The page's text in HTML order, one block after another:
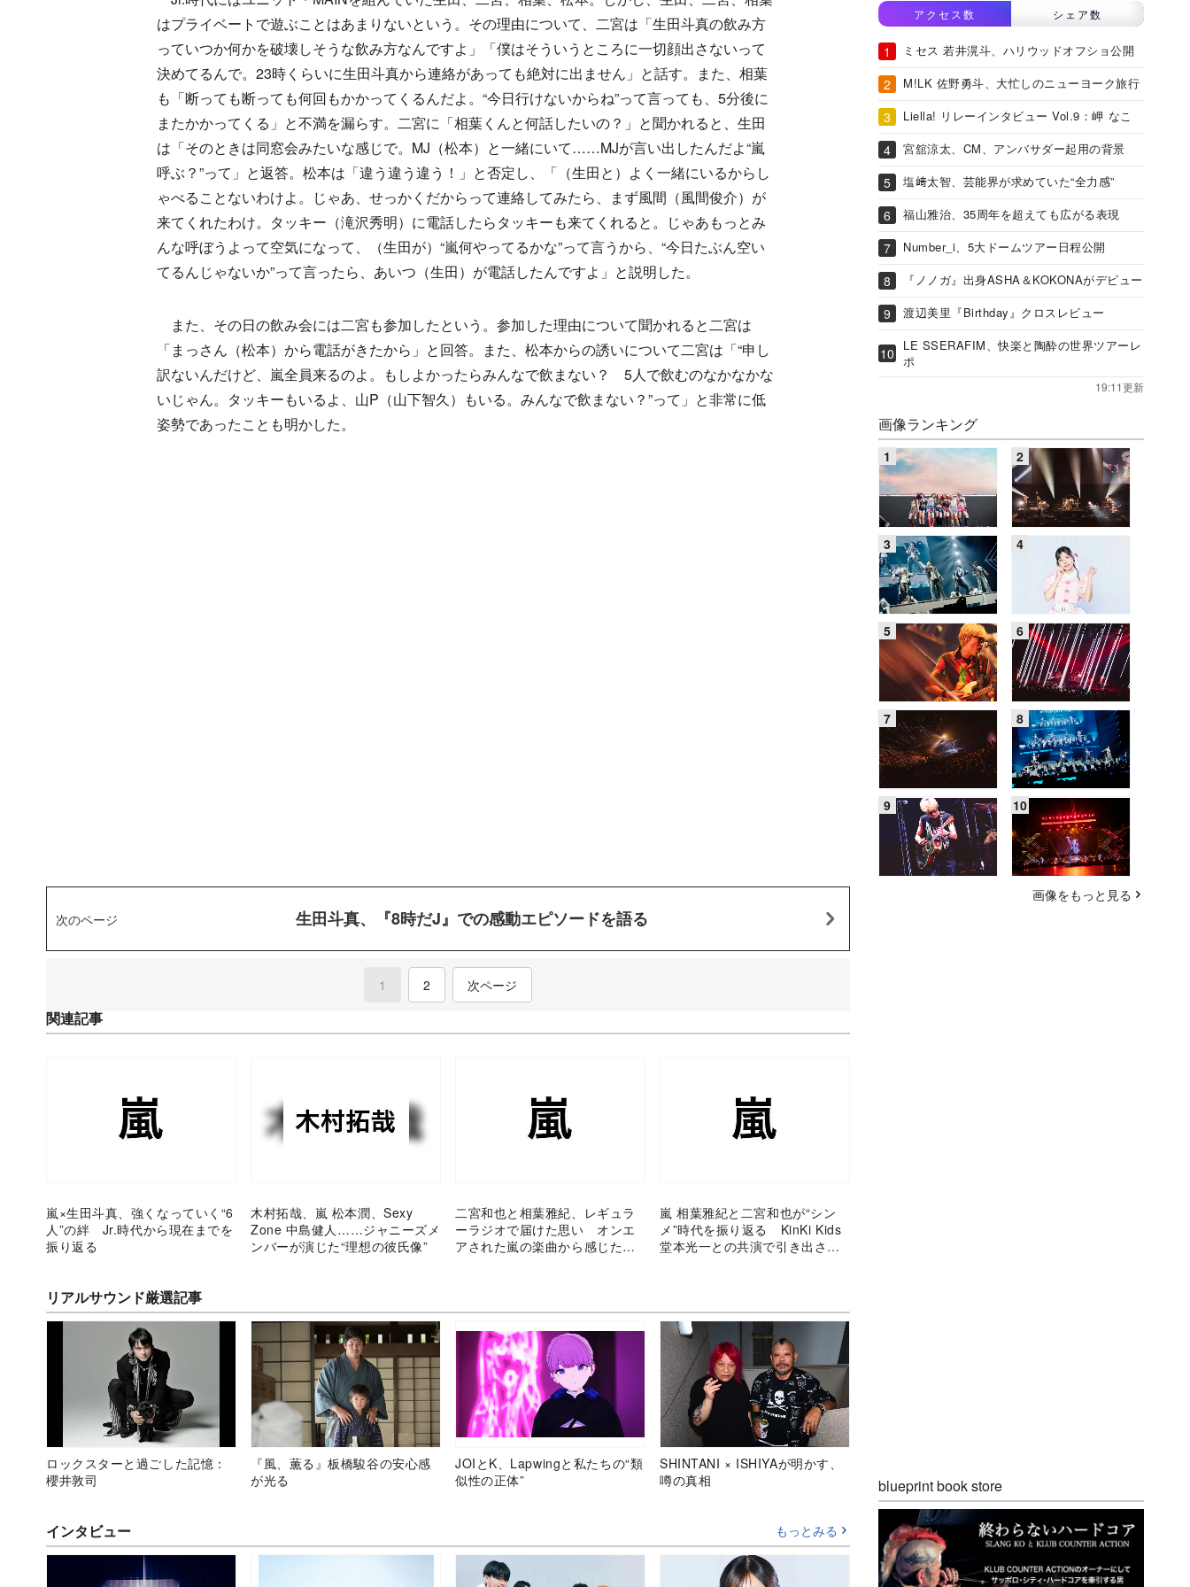
はプライベートで遊ぶことはあまりないという。その理由について、二宮は「生田斗真の飲み方
っていつか何かを破壊しそうな飲み方なんですよ」「僕はそういうところに一切顔出さないって
決めてるんで。23時くらいに生田斗真から連絡があっても絶対に出ません」と話す。また、相葉
も「断っても断っても何回もかかってくるんだよ。“今日行けないからね”って言っても、5分後に
またかかってくる」と不満を漏らす。二宮に「相葉くんと何話したいの？」と聞かれると、生田
は「そのときは同窓会みたいな感じで。MJ（松本）と一緒にいて……MJが言い出したんだよ“嵐
呼ぶ？”って」と返答。松本は「違う違う違う！」と否定し、「（生田と）よく一緒にいるからし
ゃべることないわけよ。じゃあ、せっかくだからって連絡してみたら、まず風間（風間俊介）が
来てくれたわけ。タッキー（滝沢秀明）に電話したらタッキーも来てくれると。じゃあもっとみ
んな呼ぼうよって空気になって、（生田が）“嵐何やってるかな”って言うから、“今日たぶん空い
てるんじゃないか”って言ったら、あいつ（生田）が電話したんですよ」と説明した。
また、その日の飲み会には二宮も参加したという。参加した理由について聞かれると二宮は
「まっさん（松本）から電話がきたから」と回答。また、松本からの誘いについて二宮は「“申し
訳ないんだけど、嵐全員来るのよ。もしよかったらみんなで飲まない？ 5人で飲むのなかなかな
いじゃん。タッキーもいるよ、山P（山下智久）もいる。みんなで飲まない？”って」と非常に低
姿勢であったことも明かした。
次のページ 生田斗真、『8時だJ』での感動エピソードを語る
1 (current)
2 次ページ
関連記事
嵐×生田斗真、強くなっていく“6
人”の絆 Jr.時代から現在までを
振り返る
木村拓哉、嵐 松本潤、Sexy
Zone 中島健人……ジャニーズメ
ンバーが演じた“理想の彼氏像”
二宮和也と相葉雅紀、レギュラ
ーラジオで届けた思い オンエ
アされた嵐の楽曲から感じたこ
嵐 相葉雅紀と二宮和也が“シン
メ”時代を振り返る KinKi Kids
堂本光一との共演で引き出され
リアルサウンド厳選記事
ロックスターと過ごした記憶：
櫻井敦司
『風、薫る』板橋駿谷の安心感
が光る
JOIとK、Lapwingと私たちの“類
似性の正体”
SHINTANI × ISHIYAが明かす、
噂の真相
インタビュー もっとみる
アクセス数 シェア数
ミセス 若井滉斗、ハリウッドオフショ公開
M!LK 佐野勇斗、大忙しのニューヨーク旅行
Liella! リレーインタビュー Vol.9：岬 なこ
宮舘涼太、CM、アンバサダー起用の背景
塩﨑太智、芸能界が求めていた“全力感”
福山雅治、35周年を超えても広がる表現
Number_i、5大ドームツアー日程公開
『ノノガ』出身ASHA＆KOKONAがデビュー
渡辺美里『Birthday』クロスレビュー
LE SSERAFIM、快楽と陶酔の世界ツアーレ
ポ
19:11更新
画像ランキング
画像をもっと見る
blueprint book store